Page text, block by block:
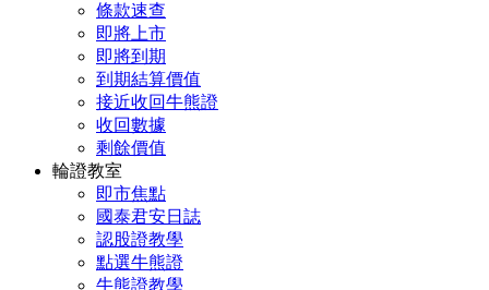
條款速查
即將上市
即將到期
到期結算價值
接近收回牛熊證
收回數據
剩餘價值
輪證教室
即市焦點
國泰君安日誌
認股證教學
點選牛熊證
牛熊證教學